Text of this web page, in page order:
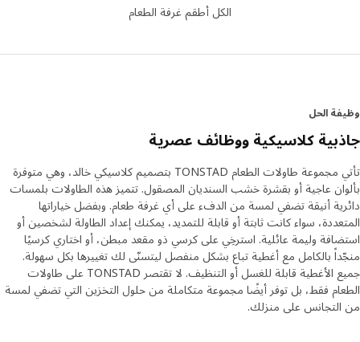
الكل أطقم غرفة الطعام
الحل
كلاسيكية ووظائف عصرية
تأتي مجموعة طاولات الطعام TONSTAD بتصميم كلاسيكي خالد، وهي متوفرة
عاجية أو بقشرة خشب السنديان المصقول. تتميز هذه الطاولات بلمسات
أنيقة تضفي لمسة من الدفء على أي غرفة طعام. وبفضل خياراتها
سواء كانت ثابتة أو قابلة للتمديد، يمكنك إعداد الطاولة لشخصين أو
وليمة عائلية. استرخِي على كرسي ذو مقعد مبطن، أو اختاري كرسيًا
بالكامل مع أغطية تباع بشكل منفصل ليتسنّى لك تغييرها بكل سهولة.
جميع الأغطية قابلة للغسل أو التنظيف. لا تقتصر TONSTAD على طاولات
فقط، بل توفر أيضًا مجموعة متكاملة من حلول التخزين التي تضفي لمسة
على منزلك.